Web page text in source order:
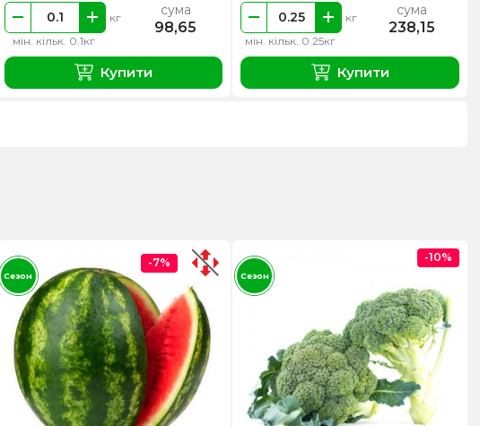
мін. кільк. 0.1кг
кг сума
98,65
Купити
мін. кільк. 0.25кг
кг сума
238,15
Купити
-7%
Сезон
-10%
Сезон